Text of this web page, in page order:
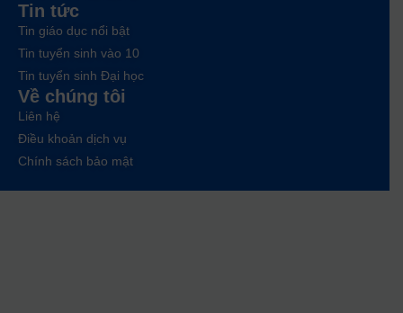
Tin tức
Tin giáo dục nổi bật
Tin tuyển sinh vào 10
Tin tuyển sinh Đại học
Về chúng tôi
Liên hệ
Điều khoản dịch vụ
Chính sách bảo mật